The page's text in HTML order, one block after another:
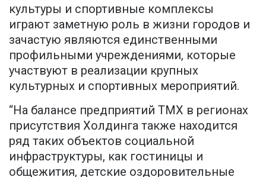
культуры и спортивные комплексы
играют заметную роль в жизни городов и
зачастую являются единственными
профильными учреждениями, которые
участвуют в реализации крупных
культурных и спортивных мероприятий.
“На балансе предприятий TMX в регионах
присутствия Холдинга также находится
ряд таких объектов социальной
инфраструктуры, как гостиницы и
общежития, детские оздоровительные